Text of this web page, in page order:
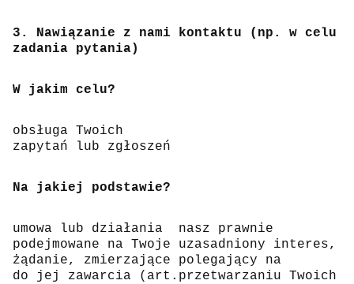
3. Nawiązanie z nami kontaktu (np. w celu
zadania pytania)
W jakim celu?
obsługa Twoich
zapytań lub zgłoszeń
Na jakiej podstawie?
umowa lub działania
podejmowane na Twoje
żądanie, zmierzające
do jej zawarcia (art.
nasz prawnie
uzasadniony interes,
polegający na
przetwarzaniu Twoich